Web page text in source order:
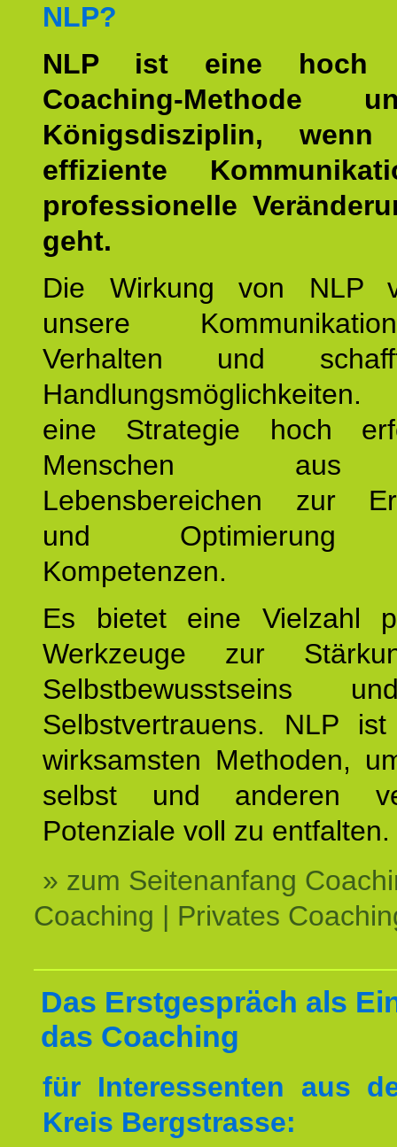
NLP?
NLP ist eine hoch
Coaching-Methode
Königsdisziplin,
effiziente
professionelle
geht.
Die Wirkung von NLP
unsere
Verhalten und
eine Strategie hoch
Menschen
Lebensbereichen zur
und Optimierung
Kompetenzen.
Es bietet eine Vielzahl
Werkzeuge zur
Selbstbewusstseins
Selbstvertrauens. NLP
wirksamsten Methoden,
selbst und anderen
Potenziale voll zu entfalten.
» zum Seitenanfang
Coaching | Privates
Das Erstgespräch als
das Coaching
für Interessenten aus
Kreis Bergstrasse: